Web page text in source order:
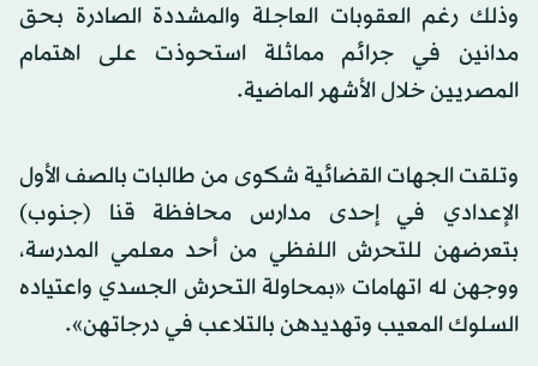
وذلك رغم العقوبات العاجلة والمشددة الصادرة بحق
مدانين في جرائم مماثلة استحوذت على اهتمام
المصريين خلال الأشهر الماضية.
وتلقت الجهات القضائية شكوى من طالبات بالصف الأول
الإعدادي في إحدى مدارس محافظة قنا (جنوب)
بتعرضهن للتحرش اللفظي من أحد معلمي المدرسة،
ووجهن له اتهامات «بمحاولة التحرش الجسدي واعتياده
السلوك المعيب وتهديدهن بالتلاعب في درجاتهن».